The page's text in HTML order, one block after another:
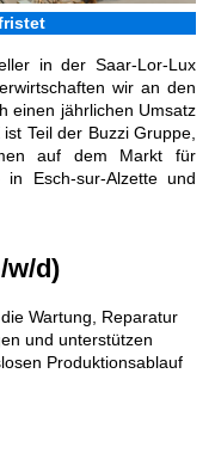
in der Saar-Lor-Lux
wir an den
einen jährlichen Umsatz
Teil der Buzzi Gruppe,
auf dem Markt für
in Esch-sur-Alzette und
w/d)
Wartung, Reparatur
und unterstützen
Produktionsablauf